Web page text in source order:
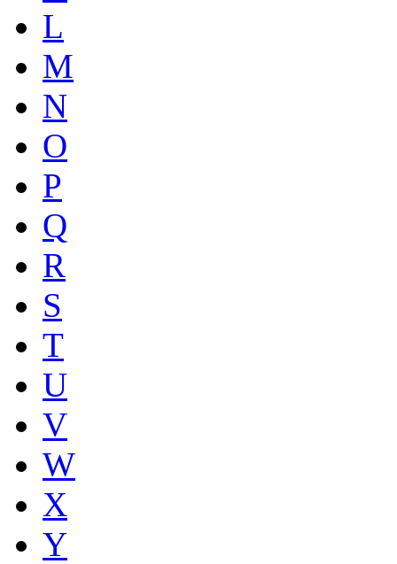
L
M
N
O
P
Q
R
S
T
U
V
W
X
Y